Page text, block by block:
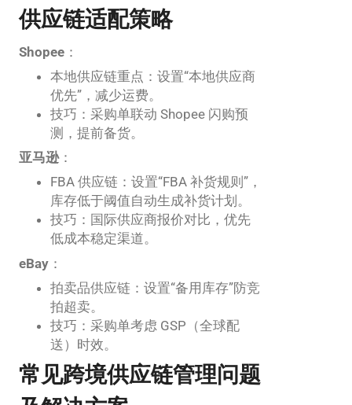
供应链适配策略
Shopee ：
本地供应链重点：设置“本地供应商
优先”，减少运费。
技巧：采购单联动 Shopee 闪购预
测，提前备货。
亚马逊：
FBA 供应链：设置“FBA 补货规则”，
库存低于阈值自动生成补货计划。
技巧：国际供应商报价对比，优先
低成本稳定渠道。
eBay ：
拍卖品供应链：设置“备用库存”防竞
拍超卖。
技巧：采购单考虑 GSP（全球配
送）时效。
常见跨境供应链管理问题